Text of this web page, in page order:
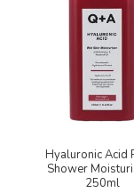
Hyaluronic Acid
Shower
250ml